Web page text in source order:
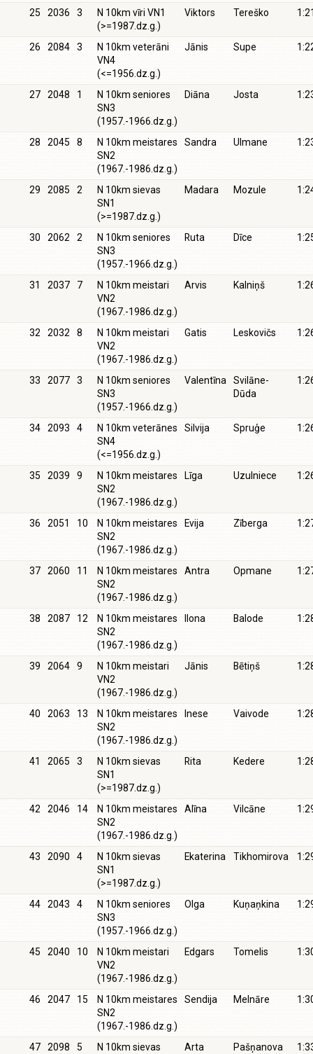
25 2036 3
N 10km vīri VN1
(>=1987.dz.g.)
Viktors Tereško
26 2084 3
N 10km veterāni
VN4
(<=1956.dz.g.)
Jānis Supe
27 2048 1
N 10km seniores
SN3
(1957.-1966.dz.g.)
Diāna Josta
28 2045 8
N 10km meistares
SN2
(1967.-1986.dz.g.)
Sandra Ulmane
29 2085 2
N 10km sievas
SN1
(>=1987.dz.g.)
Madara Mozule
30 2062 2
N 10km seniores
SN3
(1957.-1966.dz.g.)
Ruta Dīce
31 2037 7
N 10km meistari
VN2
(1967.-1986.dz.g.)
Arvis Kalniņš
32 2032 8
N 10km meistari
VN2
(1967.-1986.dz.g.)
Gatis Leskovičs
33 2077 3
N 10km seniores
SN3
(1957.-1966.dz.g.)
Valentīna
Svilāne-
Dūda
34 2093 4
N 10km veterānes
SN4
(<=1956.dz.g.)
Silvija Spruģe
35 2039 9
N 10km meistares
SN2
(1967.-1986.dz.g.)
Līga Uzulniece
36 2051 10
N 10km meistares
SN2
(1967.-1986.dz.g.)
Evija Zīberga
37 2060 11
N 10km meistares
SN2
(1967.-1986.dz.g.)
Antra Opmane
38 2087 12
N 10km meistares
SN2
(1967.-1986.dz.g.)
Ilona Balode
39 2064 9
N 10km meistari
VN2
(1967.-1986.dz.g.)
Jānis Bētiņš
40 2063 13
N 10km meistares
SN2
(1967.-1986.dz.g.)
Inese Vaivode
41 2065 3
N 10km sievas
SN1
(>=1987.dz.g.)
Rita Kedere
42 2046 14
N 10km meistares
SN2
(1967.-1986.dz.g.)
Alīna Vilcāne
43 2090 4
N 10km sievas
SN1
(>=1987.dz.g.)
Ekaterina Tikhomirova
44 2043 4
N 10km seniores
SN3
(1957.-1966.dz.g.)
Olga Kuņaņkina
45 2040 10
N 10km meistari
VN2
(1967.-1986.dz.g.)
Edgars Tomelis
46 2047 15
N 10km meistares
SN2
(1967.-1986.dz.g.)
Sendija Melnāre
47 2098 5
N 10km sievas
Arta Pašņanova